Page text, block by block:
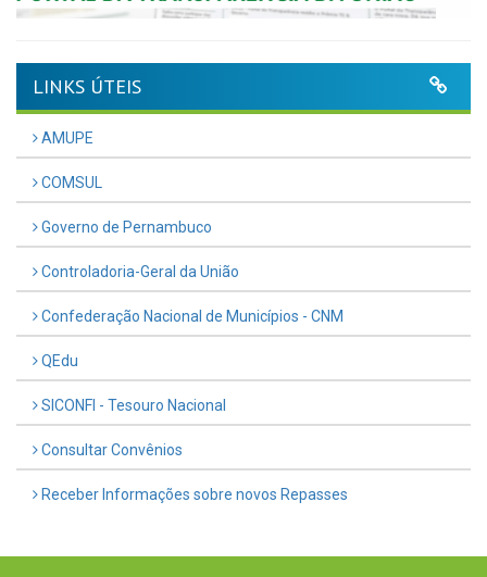
LINKS ÚTEIS
AMUPE
COMSUL
Governo de Pernambuco
Controladoria-Geral da União
Confederação Nacional de Municípios - CNM
QEdu
SICONFI - Tesouro Nacional
Consultar Convênios
Receber Informações sobre novos Repasses